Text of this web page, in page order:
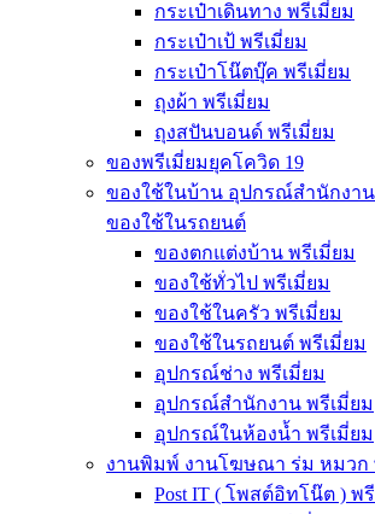
กระเป๋าเดินทาง พรีเมี่ยม
กระเป๋าเป้ พรีเมี่ยม
กระเป๋าโน๊ตบุ๊ค พรีเมี่ยม
ถุงผ้า พรีเมี่ยม
ถุงสปันบอนด์ พรีเมี่ยม
ของพรีเมี่ยมยุคโควิด 19
ของใช้ในบ้าน อุปกรณ์สำนักงา
ของใช้ในรถยนต์
ของตกแต่งบ้าน พรีเมี่ยม
ของใช้ทั่วไป พรีเมี่ยม
ของใช้ในครัว พรีเมี่ยม
ของใช้ในรถยนต์ พรีเมี่ยม
อุปกรณ์ช่าง พรีเมี่ยม
อุปกรณ์สำนักงาน พรีเมี่ยม
อุปกรณ์ในห้องน้ำ พรีเมี่ยม
งานพิมพ์ งานโฆษณา ร่ม หมวก
Post IT ( โพสต์อิทโน๊ต ) พ